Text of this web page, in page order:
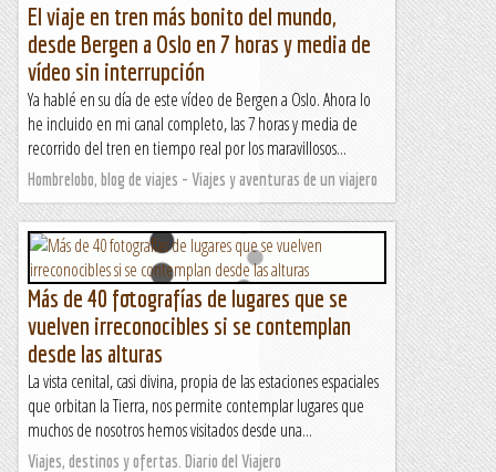
El viaje en tren más bonito del mundo,
desde Bergen a Oslo en 7 horas y media de
vídeo sin interrupción
Ya hablé en su día de este vídeo de Bergen a Oslo. Ahora lo
he incluido en mi canal completo, las 7 horas y media de
recorrido del tren en tiempo real por los maravillosos...
Hombrelobo, blog de viajes - Viajes y aventuras de un viajero
Más de 40 fotografías de lugares que se
vuelven irreconocibles si se contemplan
desde las alturas
La vista cenital, casi divina, propia de las estaciones espaciales
que orbitan la Tierra, nos permite contemplar lugares que
muchos de nosotros hemos visitados desde una...
Viajes, destinos y ofertas. Diario del Viajero